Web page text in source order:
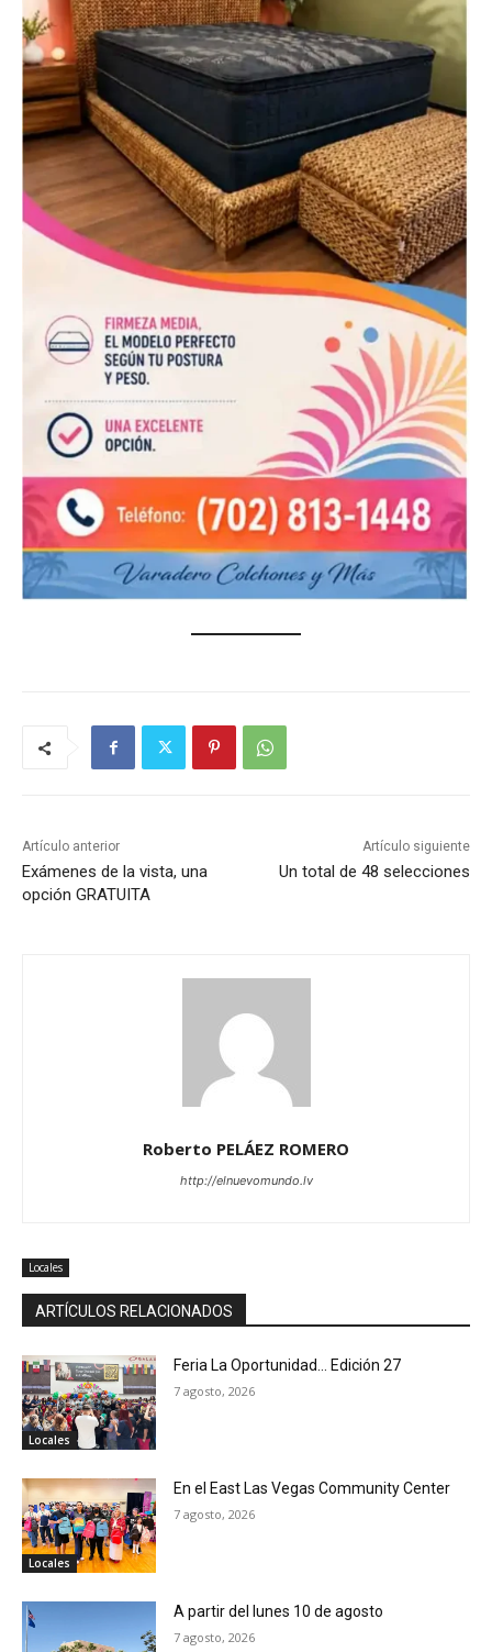
Artículo anterior
Exámenes de la vista, una
opción GRATUITA
Artículo siguiente
Un total de 48 selecciones
Roberto PELÁEZ ROMERO
http://elnuevomundo.lv
Locales
ARTÍCULOS RELACIONADOS
Locales
Feria La Oportunidad… Edición 27
7 agosto, 2026
Locales
En el East Las Vegas Community Center
7 agosto, 2026
A partir del lunes 10 de agosto
7 agosto, 2026